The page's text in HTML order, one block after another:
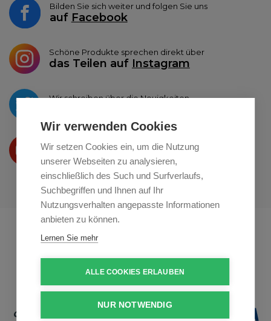
Wir verwenden Cookies
Wir setzen Cookies ein, um die Nutzung
unserer Webseiten zu analysieren,
einschließlich des Such und Surfverlaufs,
Suchbegriffen und Ihnen auf Ihr
Nutzungsverhalten angepasste Informationen
anbieten zu können.
Lernen Sie mehr
ALLE COOKIES ERLAUBEN
NUR NOTWENDIG
Bilden Sie sich weiter und folgen Sie uns
auf Facebook
Schöne Produkte sprechen direkt über
das Teilen auf Instagram
Wir schreiben über die Neuigkeiten
Wir präsentieren Ihre produkte
Youtube
Profikuchar.sk